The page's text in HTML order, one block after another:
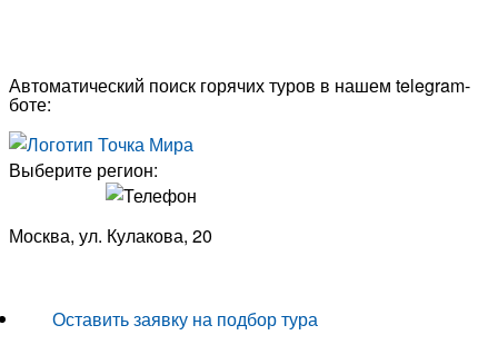
Автоматический поиск горячих туров в нашем telegram-
боте:
Выберите регион:
Москва, ул. Кулакова, 20
Оставить заявку на подбор тура